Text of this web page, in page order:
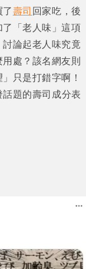
了壽司 回家吃，後
「老人味」這項
討論起老人味究竟
用處？該名網友則
只是打錯字啊！
話題的壽司成分表